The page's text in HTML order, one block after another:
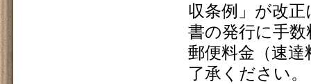
収条例」が改
書の発行に手
郵便料金（速
了承ください。